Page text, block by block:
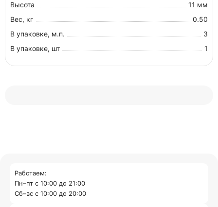
Высота
11 мм
Вес, кг
0.50
В упаковке, м.п.
3
В упаковке, шт
1
Работаем:
Пн–пт с 10:00 до 21:00
Cб–вс с 10:00 до 20:00